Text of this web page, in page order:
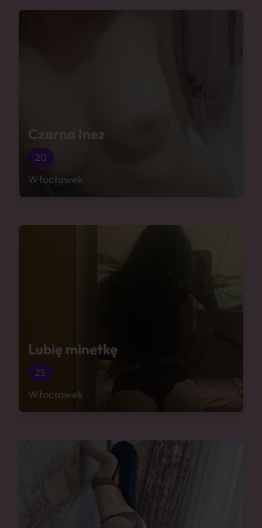
Czarna Inez
20
Włocławek
Lubię minetkę
25
Włocławek